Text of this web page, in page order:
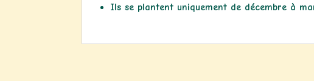
Ils se plantent uniquement de décembre à